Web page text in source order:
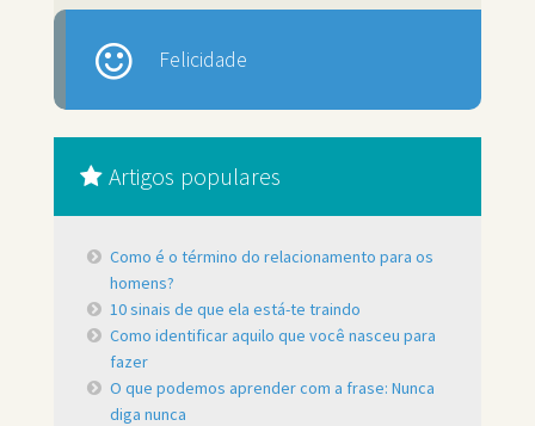
Felicidade
Artigos populares
Como é o término do relacionamento para os
homens?
10 sinais de que ela está-te traindo
Como identificar aquilo que você nasceu para
fazer
O que podemos aprender com a frase: Nunca
diga nunca